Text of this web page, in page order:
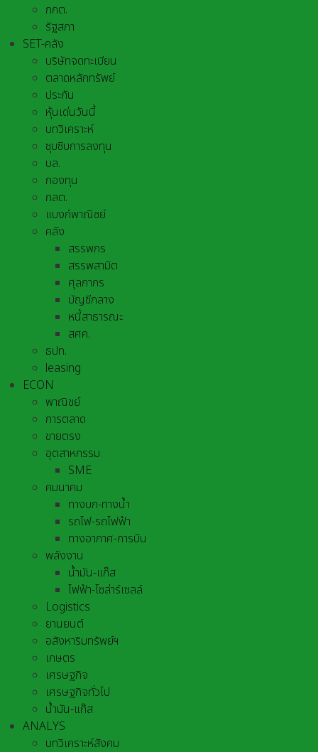
กกต.
รัฐสภา
SET-คลัง
บริษัทจดทะเบียน
ตลาดหลักทรัพย์
ประกัน
หุ้นเด่นวันนี้
บทวิเคราะห์
ซุบซิบการลงทุน
บล.
กองทุน
กลต.
แบงก์พาณิชย์
คลัง
สรรพกร
สรรพสามิต
ศุลกากร
บัญชีกลาง
หนี้สาธารณะ
สศค.
ธปท.
leasing
ECON
พาณิชย์
การตลาด
ขายตรง
อุตสาหกรรม
SME
คมนาคม
ทางบก-ทางน้ำ
รถไฟ-รถไฟฟ้า
ทางอากาศ-การบิน
พลังงาน
น้ำมัน-แก๊ส
ไฟฟ้า-โซล่าร์เซลล์
Logistics
ยานยนต์
อสังหาริมทรัพย์ฯ
เกษตร
เศรษฐกิจ
เศรษฐกิจทั่วไป
น้ำมัน-แก๊ส
ANALYS
บทวิเคราะห์สังคม